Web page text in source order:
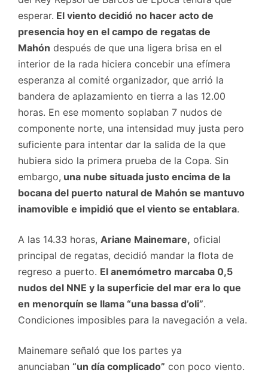
esperar. El viento decidió no hacer acto de
presencia hoy en el campo de regatas de
Mahón después de que una ligera brisa en el
interior de la rada hiciera concebir una efímera
esperanza al comité organizador, que arrió la
bandera de aplazamiento en tierra a las 12.00
horas. En ese momento soplaban 7 nudos de
componente norte, una intensidad muy justa pero
suficiente para intentar dar la salida de la que
hubiera sido la primera prueba de la Copa. Sin
embargo, una nube situada justo encima de la
bocana del puerto natural de Mahón se mantuvo
inamovible e impidió que el viento se entablara.
A las 14.33 horas, Ariane Mainemare, oficial
principal de regatas, decidió mandar la flota de
regreso a puerto. El anemómetro marcaba 0,5
nudos del NNE y la superficie del mar era lo que
en menorquín se llama “una bassa d’oli”.
Condiciones imposibles para la navegación a vela.
Mainemare señaló que los partes ya
anunciaban “un día complicado” con poco viento.